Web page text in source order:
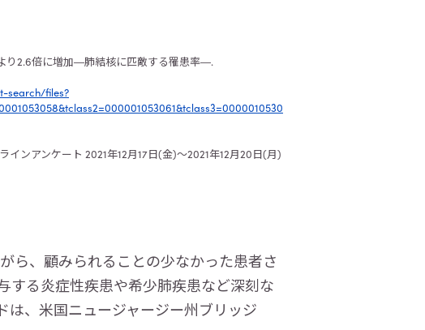
り2.6倍に増加―肺結核に匹敵する罹患率―.
search/files?
インアンケート 2021年12月17日(金)～2021年12月20日(月)
ら、顧みられることの少なかった患者さ
する炎症性疾患や希少肺疾患など深刻な
は、米国ニュージャージー州ブリッジ